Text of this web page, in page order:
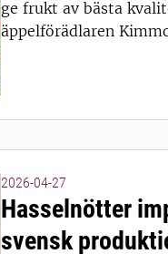
ge frukt av bästa
äppelförädlaren
2026-04-27
Hasselnötter
svensk